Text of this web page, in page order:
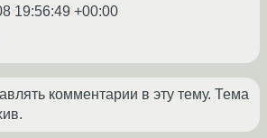
19:56:49 +00:00
комментарии в эту тему. Тема